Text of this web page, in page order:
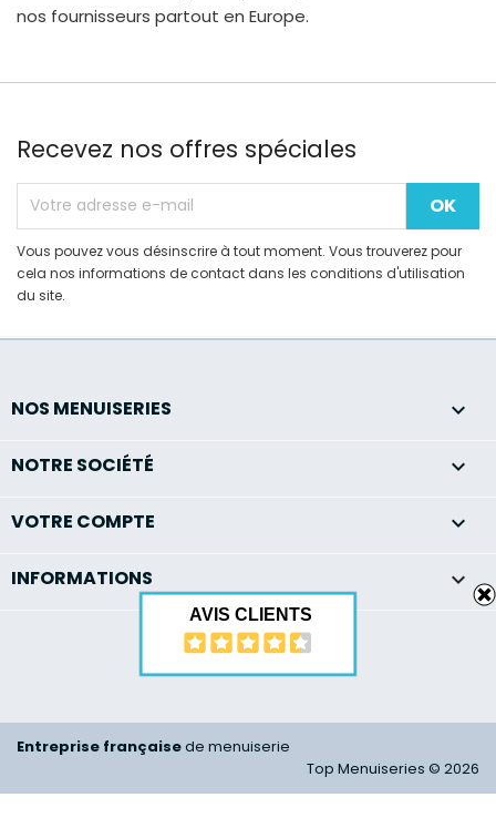
nos fournisseurs partout en Europe.
Recevez nos offres spéciales
Vous pouvez vous désinscrire à tout moment. Vous trouverez pour
cela nos informations de contact dans les conditions d'utilisation
du site.
NOS MENUISERIES 
NOTRE SOCIÉTÉ 
VOTRE COMPTE 
INFORMATIONS keyboard_arrow_down
AVIS CLIENTS
Entreprise françaisede menuiserie
Top Menuiseries © 2026